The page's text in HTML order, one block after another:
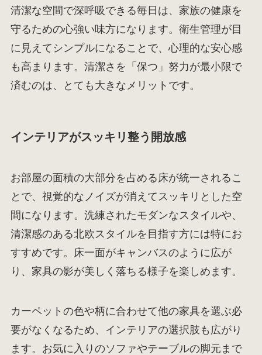
清潔な空間で深呼吸できる毎日は、家族の健康を
守るための心強い味方になります。衛生管理が目
に見えてシンプルになることで、心理的な安心感
も高まります。清潔さを「保つ」努力が最小限で
済むのは、とても大きなメリットです。
インテリアがスッキリ整う開放感
お部屋の面積の大部分を占める床が統一されるこ
とで、視覚的なノイズが消えてスッキリとした空
間になります。洗練されたモダンなスタイルや、
清潔感のある北欧スタイルを目指す方には特にお
すすめです。床一面がキャンバスのように広が
り、家具の影が美しく落ちる様子を楽しめます。
カーペットの色や柄に合わせて他の家具を選ぶ必
要がなくなるため、インテリアの選択肢も広がり
ます。お気に入りのソファやテーブルの脚元まで